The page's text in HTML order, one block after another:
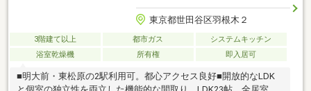
東京都世田谷区羽根木２
3階建て以上 都市ガス
システムキッチン
浴室乾燥機
所有権 即入居可
■明大前・東松原の2駅利用可。都心アクセス良好■開放的なLDK